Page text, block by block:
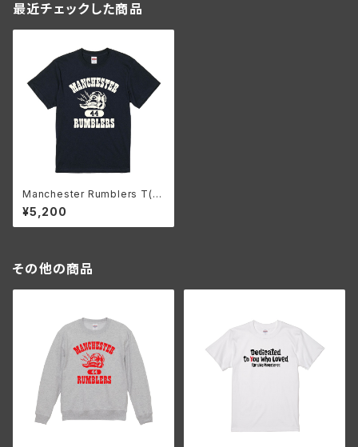
最近チェックした商品
Manchester Rumblers T(N
avy)
¥5,200
その他の商品